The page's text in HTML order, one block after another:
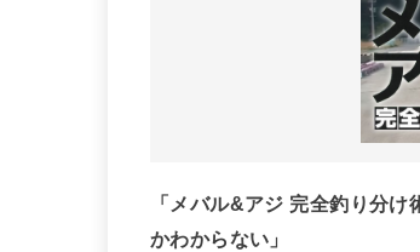
「メバル&アジ 完全釣り分
かわからない」